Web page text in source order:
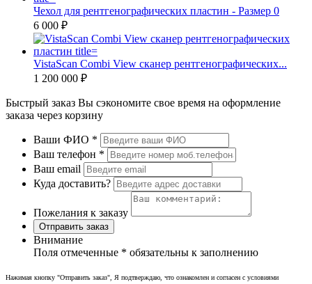
Чехол для рентгенографических пластин - Размер 0
6 000 ₽
VistaScan Combi View сканер рентгенографических...
1 200 000 ₽
Быстрый заказ Вы сэкономите свое время на оформление
заказа через корзину
Ваши ФИО *
Ваш телефон *
Ваш email
Куда доставить?
Пожелания к заказу
Отправить заказ
Внимание
Поля отмеченные * обязательны к заполнению
Нажимая кнопку "Отправить заказ", Я подтверждаю, что ознакомлен и согласен с условиями